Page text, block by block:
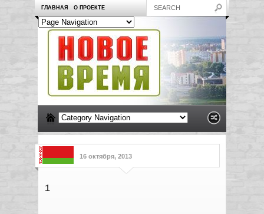
ГЛАВНАЯ О ПРОЕКТЕ
16 октября, 2013
1